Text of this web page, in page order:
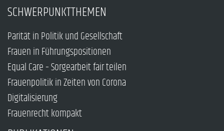
SCHWERPUNKTTHEMEN
Parität in Politik und Gesellschaft
Frauen in Führungspositionen
Equal Care – Sorgearbeit fair teilen
Frauenpolitik in Zeiten von Corona
Digitalisierung
Frauenrecht kompakt